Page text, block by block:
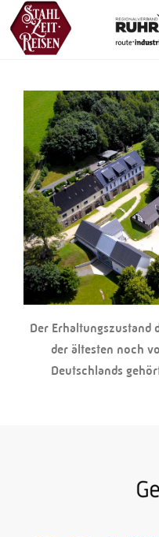
Der Erhaltungszustand
der ältesten noch
Deutschlands